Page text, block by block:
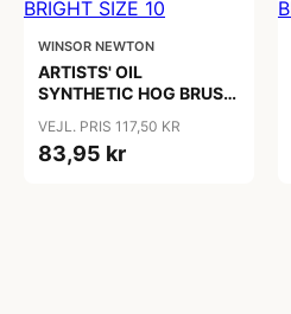
WINSOR NEWTON
ARTISTS' OIL
SYNTHETIC HOG BRUSH
VEJL. PRIS 117,50 KR
83,95 kr